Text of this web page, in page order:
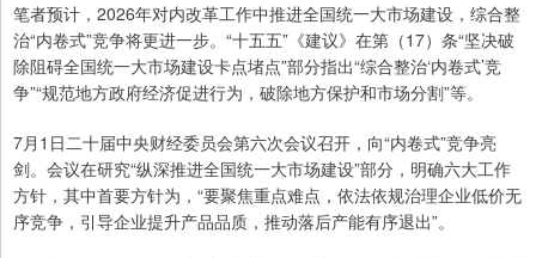
笔者预计，2026年对内改革工作中推进全国统一大市场建设，综合整
治“内卷式”竞争将更进一步。“十五五”《建议》在第（17）条“坚决破
除阻碍全国统一大市场建设卡点堵点”部分指出“综合整治‘内卷式’竞
争”“规范地方政府经济促进行为，破除地方保护和市场分割”等。
7月1日二十届中央财经委员会第六次会议召开，向“内卷式”竞争亮
剑。会议在研究“纵深推进全国统一大市场建设”部分，明确六大工作
方针，其中首要方针为，“要聚焦重点难点，依法依规治理企业低价无
序竞争，引导企业提升产品品质，推动落后产能有序退出”。